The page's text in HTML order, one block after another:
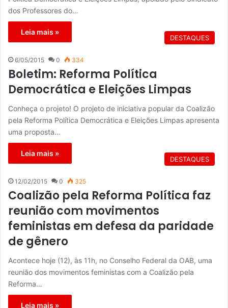
dos Professores do…
Leia mais »
DESTAQUES
6/05/2015 0 334
Boletim: Reforma Política
Democrática e Eleições Limpas
Conheça o projeto! O projeto de iniciativa popular da Coalizão
pela Reforma Política Democrática e Eleições Limpas apresenta
uma proposta…
Leia mais »
DESTAQUES
12/02/2015 0 325
Coalizão pela Reforma Política faz
reunião com movimentos
feministas em defesa da paridade
de gênero
Acontece hoje (12), às 11h, no Conselho Federal da OAB, uma
reunião dos movimentos feministas com a Coalizão pela
Reforma…
Leia mais »